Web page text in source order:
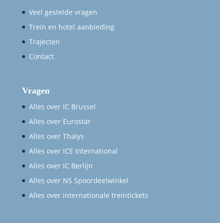
Veel gestelde vragen
Trein en hotel aanbieding
Trajecten
Contact
Vragen
Alles over IC Brussel
Alles over Eurostar
Alles over Thalys
Alles over ICE International
Alles over IC Berlijn
Alles over NS Spoordeelwinkel
Alles over internationale treintickets